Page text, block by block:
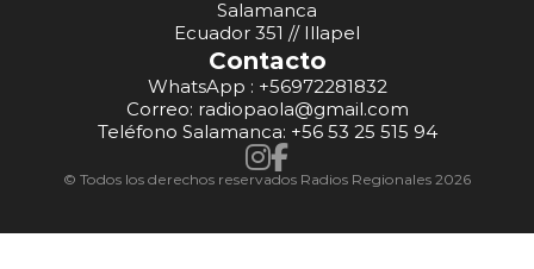
Salamanca
Ecuador 351 // Illapel
Contacto
WhatsApp : +56972281832
Correo: radiopaola@gmail.com
Teléfono Salamanca: +56 53 25 515 94
© Todos los derechos reservados Radios Regionales 2026